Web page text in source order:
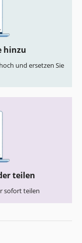
hinzu
und ersetzen Sie
teilen
sofort teilen